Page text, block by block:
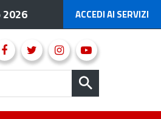
2026 ACCEDI AI SERVIZI